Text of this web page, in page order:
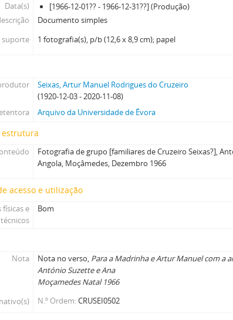
Data(s)
[1966-12-01?? - 1966-12-31??] (Produção)
Documento simples
suporte
1 fotografia(s), p/b (12,6 x 8,9 cm); papel
Seixas, Artur Manuel Rodrigues do Cruzeiro
(1920-12-03 - 2020-11-08)
Arquivo da Universidade de Évora
estrutura
Fotografia de grupo [familiares de Cruzeiro Seixas?],
Angola, Moçâmedes, Dezembro 1966
acesso e utilização
físicas e
Bom
Nota Nota no verso, Para a Madrinha e Artur Manuel com a
António Suzette e Ana
Moçamedes Natal 1966
N.º Ordem CRUSEI0502